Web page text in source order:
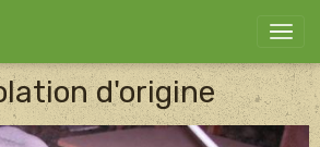
d'origine